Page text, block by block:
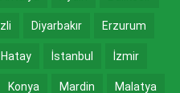
Diyarbakır Erzurum
Hatay İstanbul İzmir
Konya Mardin Malatya